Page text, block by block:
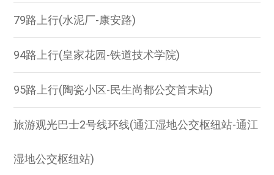
79路上行(水泥厂-康安路)
94路上行(皇家花园-铁道技术学院)
95路上行(陶瓷小区-民生尚都公交首末站)
旅游观光巴士2号线环线(通江湿地公交枢纽站-通江
湿地公交枢纽站)